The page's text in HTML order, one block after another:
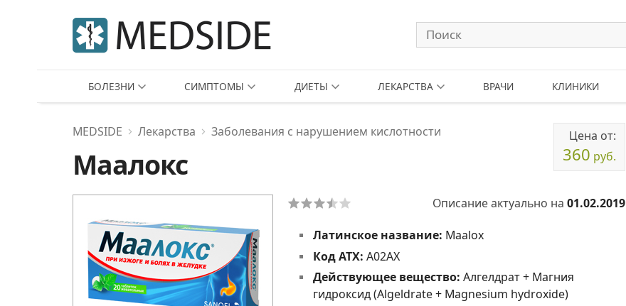
БОЛЕЗНИ СИМПТОМЫ ДИЕТЫ ЛЕКАРСТВА ВРАЧИ КЛИНИКИ
MEDSIDE Лекарства Заболевания с нарушением кислотности
Маалокс
Цена от:
360 руб.
Описание актуально на 01.02.2019
Латинское название: Maalox
Код АТХ: A02AX
Действующее вещество: Алгелдрат + Магния
гидроксид (Algeldrate + Magnesium hydroxide)